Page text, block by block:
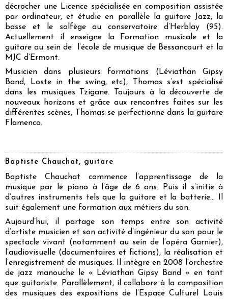
décrocher une Licence spécialisée en composition assistée
par ordinateur, et étudie en parallèle la guitare Jazz, la
basse et le solfège au conservatoire d’Herblay (95).
Actuellement il enseigne la Formation musicale et la
guitare au sein de l’école de musique de Bessancourt et la
MJC d’Ermont.
Musicien dans plusieurs formations (Léviathan Gipsy
Band, Loste in the swing, etc), Thomas s’est spécialisé
dans les musiques Tzigane. Toujours à la découverte de
nouveaux horizons et grâce aux rencontres faites sur les
différentes scènes, Thomas se perfectionne dans la guitare
Flamenca.
Baptiste Chauchat, guitare
Baptiste Chauchat commence l’apprentissage de la
musique par le piano à l’âge de 6 ans. Puis il s’initie à
d’autres instruments tels que la guitare et la batterie… Il
suit également une formation aux métiers du son.
Aujourd’hui, il partage son temps entre son activité
d’artiste musicien et son activité d’ingénieur du son pour le
spectacle vivant (notamment au sein de l’opéra Garnier),
l’audiovisuelle (documentaires et fictions), la réalisation et
l’enregistrement de musiques. Il intègre en 2008 l’orchestre
de jazz manouche le « Léviathan Gipsy Band » en tant
que guitariste. Parallèlement, il collabore à la composition
des musiques des expositions de l’Espace Culturel Louis